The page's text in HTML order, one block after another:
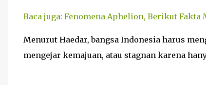
Baca juga: Fenomena Aphelion, Berikut
Menurut Haedar, bangsa Indonesia harus
mengejar kemajuan, atau stagnan karena